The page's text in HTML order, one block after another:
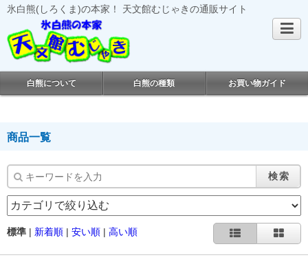
氷白熊(しろくま)の本家！ 天文館むじゃきの通販サイト
白熊について 白熊の種類 お買い物ガイド
商品一覧
検索
標準 | 新着順 | 安い順 | 高い順